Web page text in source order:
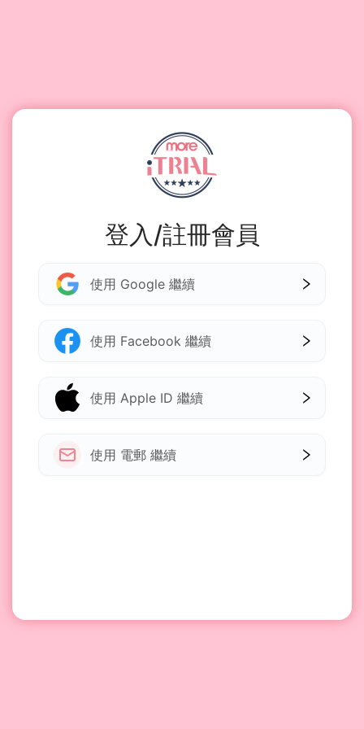
登入/註冊會員
使用 Google 繼續
使用 Facebook 繼續
使用 Apple ID 繼續
使用 電郵 繼續